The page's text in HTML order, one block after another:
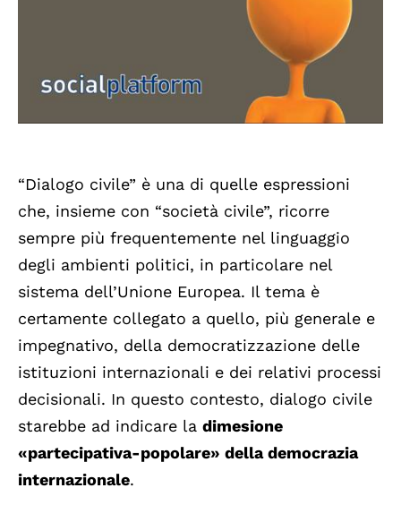
“Dialogo civile” è una di quelle espressioni
che, insieme con “società civile”, ricorre
sempre più frequentemente nel linguaggio
degli ambienti politici, in particolare nel
sistema dell’Unione Europea. Il tema è
certamente collegato a quello, più generale e
impegnativo, della democratizzazione delle
istituzioni internazionali e dei relativi processi
decisionali. In questo contesto, dialogo civile
starebbe ad indicare la dimesione
«partecipativa-popolare» della democrazia
internazionale.